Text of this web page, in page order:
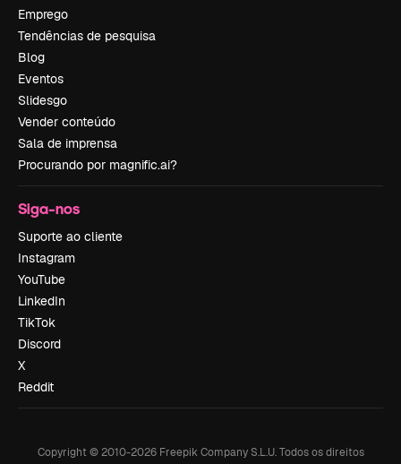
Emprego
Tendências de pesquisa
Blog
Eventos
Slidesgo
Vender conteúdo
Sala de imprensa
Procurando por magnific.ai?
Siga-nos
Suporte ao cliente
Instagram
YouTube
LinkedIn
TikTok
Discord
X
Reddit
Copyright © 2010-2026Freepik Company S.L.U. Todos os direitos